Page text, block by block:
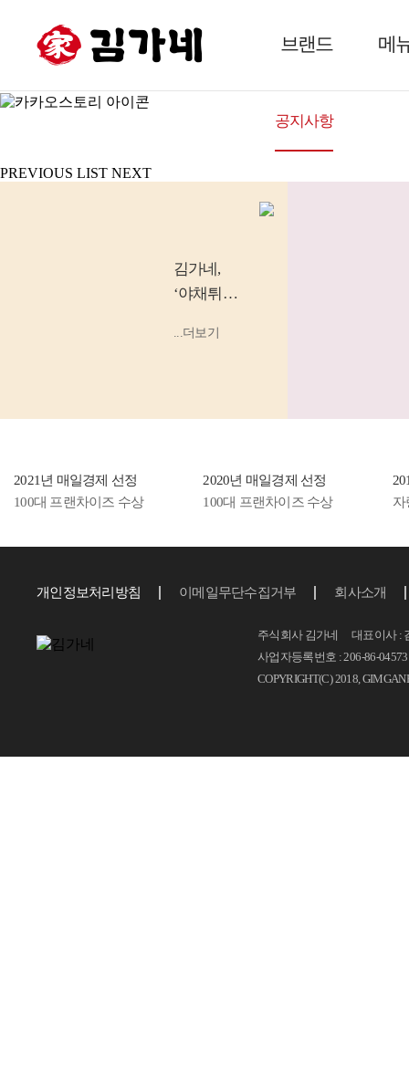
브랜드 메
공지사항
김家네, 쌀눈을 더하다!
PREVIOUS LIST NEXT
김가네,
‘야채튀김
고기 김밥’
...더보기
2021년 매일경제 선정
100대 프랜차이즈 수상
2020년 매일경제 선정
100대 프랜차이즈 수상
자
개인정보처리방침 이메일무단수집거부 회사소개
주식회사 김가네 대표이사 :
사업자등록번호 : 206-86-
COPYRIGHT(C) 2018,